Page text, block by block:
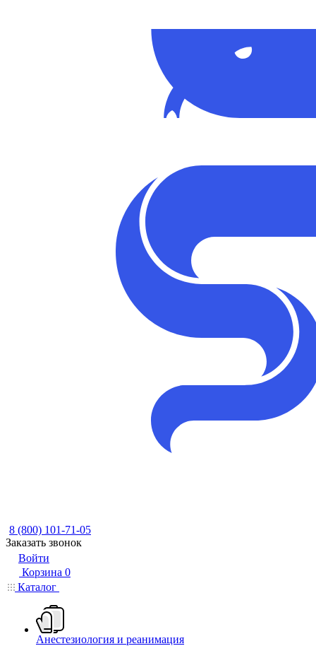
8 (800) 101-71-05
Заказать звонок
Войти
Корзина 0
Каталог
Анестезиология и реанимация